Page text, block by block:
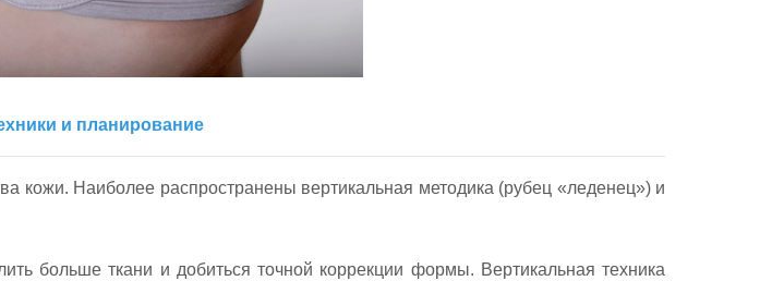
и планирование
кожи. Наиболее распространены вертикальная методика (рубец «леденец») и
больше ткани и добиться точной коррекции формы. Вертикальная техника